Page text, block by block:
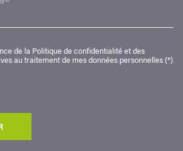
de la Politique de confidentialité et des
au traitement de mes données personnelles (*)